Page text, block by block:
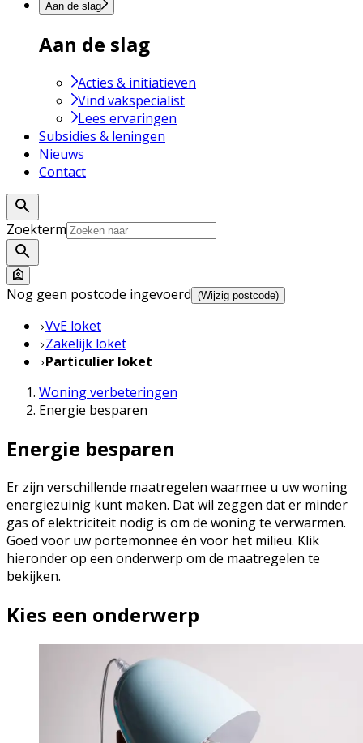
Aan de slag
Aan de slag
Acties & initiatieven
Vind vakspecialist
Lees ervaringen
Subsidies & leningen
Nieuws
Contact
Zoekterm
Nog geen postcode ingevoerd (Wijzig postcode)
VvE loket
Zakelijk loket
Particulier loket
Woning verbeteringen
Energie besparen
Energie besparen
Er zijn verschillende maatregelen waarmee u uw woning
energiezuinig kunt maken. Dat wil zeggen dat er minder
gas of elektriciteit nodig is om de woning te verwarmen.
Goed voor uw portemonnee én voor het milieu. Klik
hieronder op een onderwerp om de maatregelen te
bekijken.
Kies een onderwerp